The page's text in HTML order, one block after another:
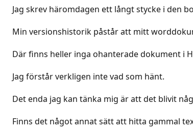
Jag skrev häromdagen ett långt stycke i den
Min versionshistorik påstår att mitt
Där finns heller inga ohanterade dokument i
Jag förstår verkligen inte vad som hänt.
Det enda jag kan tänka mig är att det blivit
Finns det något annat sätt att hitta gammal